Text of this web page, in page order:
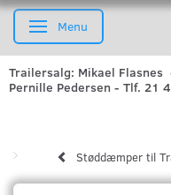
Skifte navigation
Menu
Trailersalg: Mikael
Pernille Pedersen - Tlf. 21
Støddæmper til